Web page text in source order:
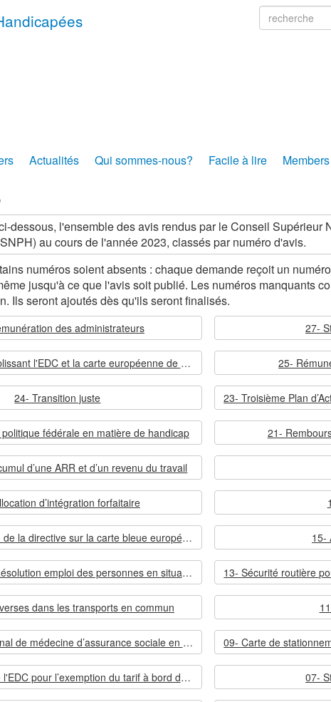
recherche
Actualités Qui sommes-nous? Facile à lire
dessous, l'ensemble des avis rendus par le Conseil Supérieur
au cours de l'année 2023, classés par numéro d'avis.
numéros soient absents : chaque demande reçoit un
jusqu'à ce que l'avis soit publié. Les numéros manquants
Ils seront ajoutés dès qu'ils seront finalisés.
des administrateurs 27-
26- Directive établissant l'EDC et la carte européenne de stationnement 25-
24- Transition juste
fédérale en matière de handicap 21-
d’une ARR et d’un revenu du travail
d’intégration forfaitaire
16- Transposition de la directive sur la carte bleue européenne 15-
14- Proposition Résolution emploi des personnes en situation de handicap
dans les transports en commun
10- Collège national de médecine d’assurance sociale en matière d’incapacité de travail
08 - Utilisation de l'EDC pour l’exemption du tarif à bord du train 07-